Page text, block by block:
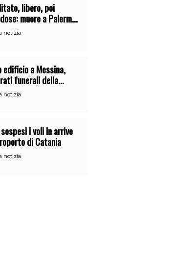
libero, poi
muore a Palermo
dopo l’uscita dalla
notizia
edificio a Messina,
funerali della
Alessandra Frazzica
notizia
i voli in arrivo
di Catania
notizia